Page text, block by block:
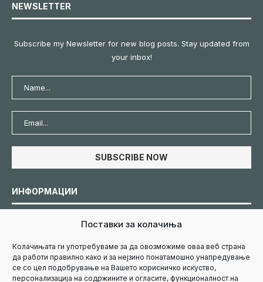
Поставки за колачиња
Колачињата ги употребуваме за да овозможиме оваа веб страна
да работи правилно како и за нејзино понатамошно унапредување
се со цел подобрување на Вашето корисничко искуство,
персонализација на содржините и огласите, функционалност на
NEWSLETTER
Subscribe my Newsletter for new blog posts. Stay updated from
your inbox!
ИНФОРМАЦИИ
Политика за приватност